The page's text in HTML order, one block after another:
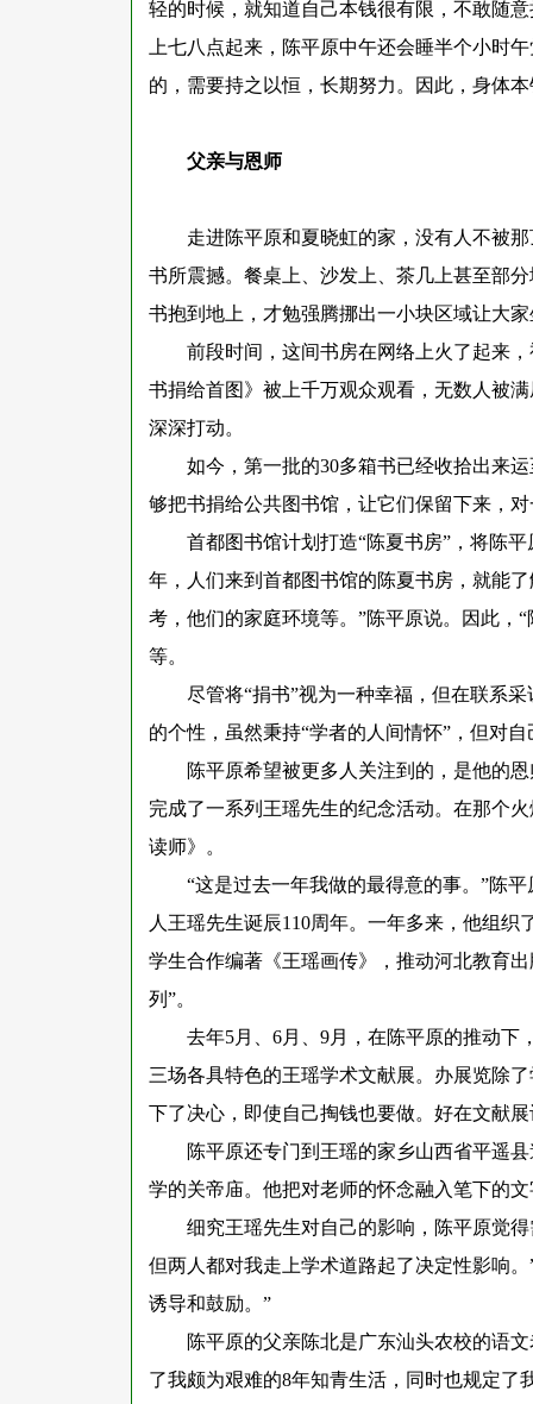
轻的时候，就知道自己本钱很有限，不敢随
上七八点起来，陈平原中午还会睡半个小时
的，需要持之以恒，长期努力。因此，身体
父亲与恩师
走进陈平原和夏晓虹的家，没有人不被
书所震撼。餐桌上、沙发上、茶几上甚至部
书抱到地上，才勉强腾挪出一小块区域让大
前段时间，这间书房在网络上火了起来
书捐给首图》被上千万观众观看，无数人被
深深打动。
如今，第一批的30多箱书已经收拾出来
够把书捐给公共图书馆，让它们保留下来，
首都图书馆计划打造“陈夏书房”，将陈
年，人们来到首都图书馆的陈夏书房，就能
考，他们的家庭环境等。”陈平原说。因此，
等。
尽管将“捐书”视为一种幸福，但在联系
的个性，虽然秉持“学者的人间情怀”，但对
陈平原希望被更多人关注到的，是他的
完成了一系列王瑶先生的纪念活动。在那个
读师》。
“这是过去一年我做的最得意的事。”陈
人王瑶先生诞辰110周年。一年多来，他组
学生合作编著《王瑶画传》，推动河北教育
列”。
去年5月、6月、9月，在陈平原的推动下
三场各具特色的王瑶学术文献展。办展览除
下了决心，即使自己掏钱也要做。好在文献
陈平原还专门到王瑶的家乡山西省平遥
学的关帝庙。他把对老师的怀念融入笔下的
细究王瑶先生对自己的影响，陈平原觉
但两人都对我走上学术道路起了决定性影响
诱导和鼓励。”
陈平原的父亲陈北是广东汕头农校的语
了我颇为艰难的8年知青生活，同时也规定了